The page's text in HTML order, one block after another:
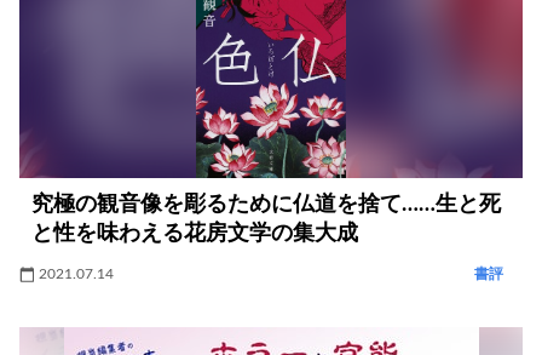
究極の観音像を彫るために仏道を捨て……生と死
と性を味わえる花房文学の集大成
2021.07.14 書評